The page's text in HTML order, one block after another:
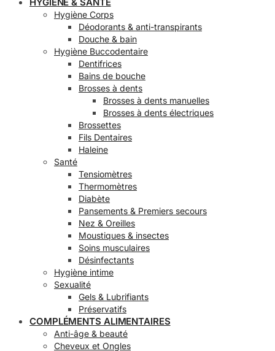
Hygiène Corps
Déodorants & anti-transpirants
Douche & bain
Hygiène Buccodentaire
Dentifrices
Bains de bouche
Brosses à dents
Brosses à dents manuelles
Brosses à dents électriques
Brossettes
Fils Dentaires
Haleine
Santé
Tensiomètres
Thermomètres
Diabète
Pansements & Premiers secours
Nez & Oreilles
Moustiques & insectes
Soins musculaires
Désinfectants
Hygiène intime
Sexualité
Gels & Lubrifiants
Préservatifs
COMPLÉMENTS ALIMENTAIRES
Anti-âge & beauté
Cheveux et Ongles